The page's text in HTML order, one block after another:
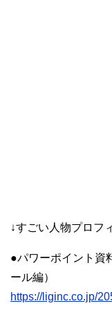
↓すごい人物プロフ
●パワーポイント資
ール編）
https://liginc.co.jp/